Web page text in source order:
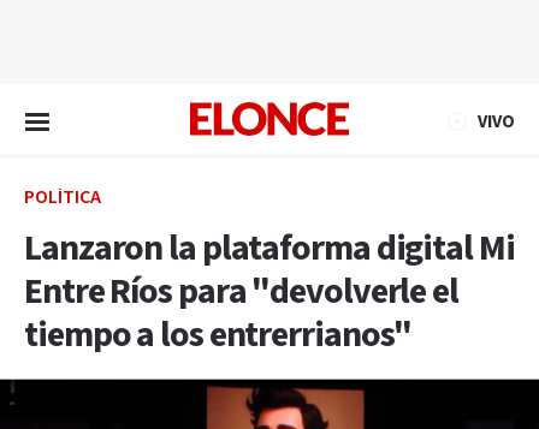
VIVO
POLÍTICA
Lanzaron la plataforma digital Mi
Entre Ríos para "devolverle el
tiempo a los entrerrianos"